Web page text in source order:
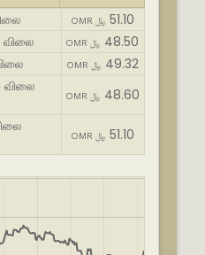
OMR ﷼ 51.10
OMR ﷼ 48.50
OMR ﷼ 49.32
விலை
OMR ﷼ 48.60
OMR ﷼ 51.10